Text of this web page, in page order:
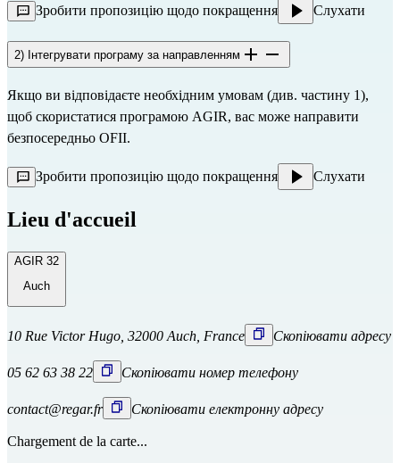
Зробити пропозицію щодо покращення
Слухати
2) Інтегрувати програму за направленням
Якщо ви відповідаєте необхідним умовам (див. частину 1),
щоб скористатися програмою AGIR, вас може направити
безпосередньо OFII.
Зробити пропозицію щодо покращення Слухати
Lieu d'accueil
AGIR 32
Auch
10 Rue Victor Hugo, 32000 Auch, France Скопіювати адресу
05 62 63 38 22 Скопіювати номер телефону
contact@regar.fr Скопіювати електронну адресу
Chargement de la carte...